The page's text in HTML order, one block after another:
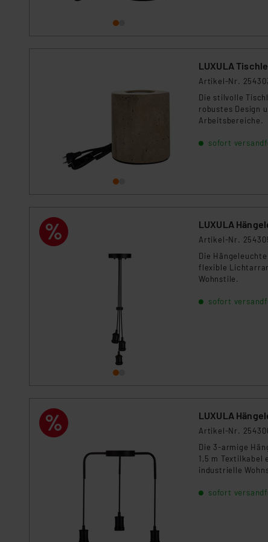
Daten, verbundenen
Impressum|
LUXULA
Artikel-Nr.
Die stilvolle
robustes Design
Arbeitsbereiche.
sofort
LUXULA
Artikel-Nr.
Die
flexible
Wohnstile.
sofort
LUXULA
Artikel-Nr.
Die 3-armige
1,5 m
industrielle
sofort